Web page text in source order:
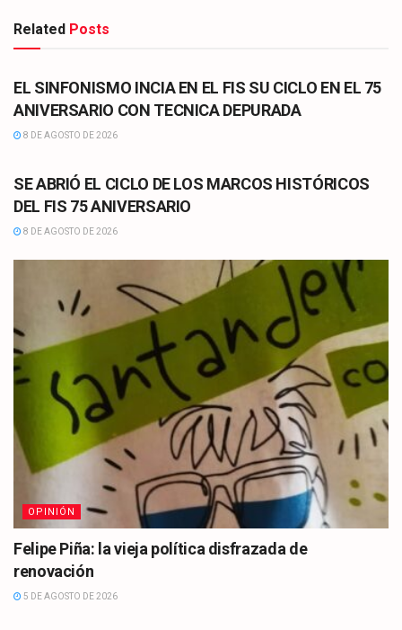
Related Posts
CULTURA
EL SINFONISMO INCIA EN EL FIS SU CICLO EN EL 75
ANIVERSARIO CON TECNICA DEPURADA
8 DE AGOSTO DE 2026
SE ABRIÓ EL CICLO DE LOS MARCOS HISTÓRICOS
DEL FIS 75 ANIVERSARIO
8 DE AGOSTO DE 2026
OPINIÓN
Felipe Piña: la vieja política disfrazada de
renovación
5 DE AGOSTO DE 2026